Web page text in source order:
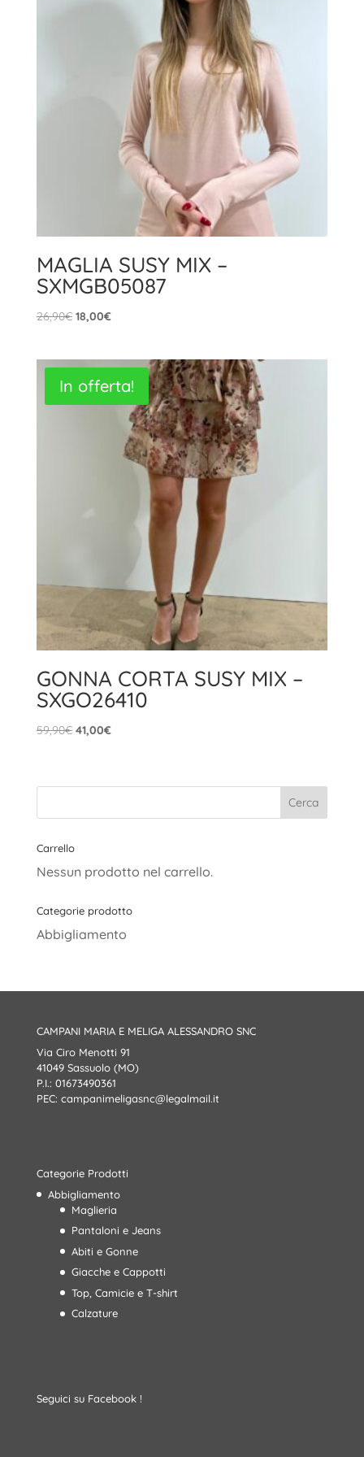
MAGLIA SUSY MIX –
SXMGB05087
26,90€ Il
era:
26,90€.
18,00€Il
è:
18,00€.
In offerta!
GONNA CORTA SUSY MIX –
SXGO26410
59,90€ Il
era:
41,00€Il
è:
Carrello
Nessun prodotto nel carrello.
Categorie prodotto
Abbigliamento
CAMPANI MARIA E MELIGA ALESSANDRO SNC
Via Ciro Menotti 91
41049 Sassuolo (MO)
P.I.: 01673490361
PEC: campanimeligasnc@legalmail.it
Categorie Prodotti
Abbigliamento
Maglieria
Pantaloni e Jeans
Abiti e Gonne
Giacche e Cappotti
Top, Camicie e T-shirt
Calzature
Seguici su Facebook !